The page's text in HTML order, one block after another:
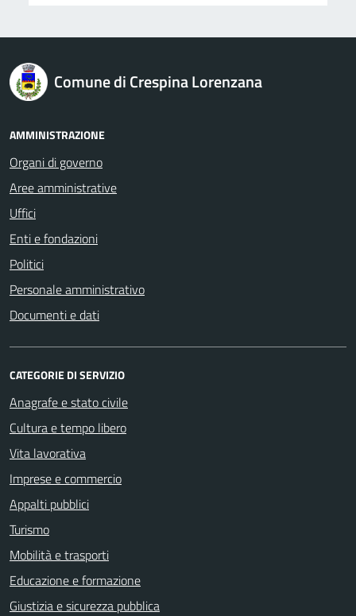
logo Unione Europea
Comune di Crespina Lorenzana
AMMINISTRAZIONE
Organi di governo
Aree amministrative
Uffici
Enti e fondazioni
Politici
Personale amministrativo
Documenti e dati
CATEGORIE DI SERVIZIO
Anagrafe e stato civile
Cultura e tempo libero
Vita lavorativa
Imprese e commercio
Appalti pubblici
Turismo
Mobilità e trasporti
Educazione e formazione
Giustizia e sicurezza pubblica